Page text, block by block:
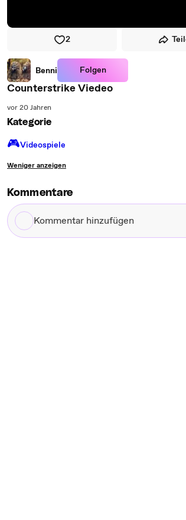
2
Benni Folgen
Counterstrike Viedeo
vor 20 Jahren
Kategorie
🎮️Videospiele
Weniger anzeigen
Kommentare
Kommentar
hinzufügen